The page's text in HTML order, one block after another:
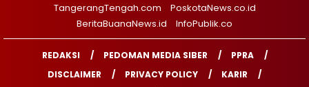
TangerangTengah.com
PoskotaNews.co.id
BeritaBuanaNews.id
InfoPublik.co
REDAKSI PEDOMAN MEDIA SIBER
PPRA
DISCLAIMER
PRIVACY POLICY
KARIR